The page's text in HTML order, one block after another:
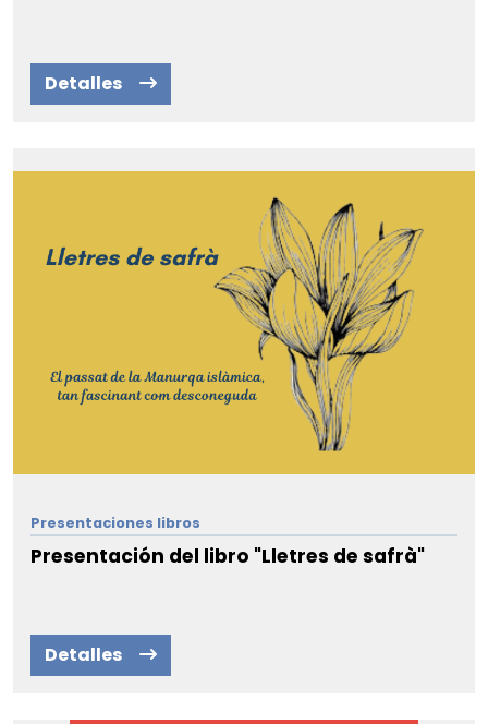
Detalles
Detalles
Presentaciones libros
Presentación del libro "Lletres de safrà"